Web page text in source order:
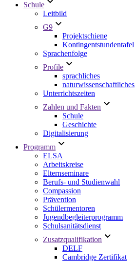
Schule
Leitbild
G9
Projektschiene
Kontingentstundentafel
Sprachenfolge
Profile
sprachliches
naturwissenschaftliches
Unterrichtszeiten
Zahlen und Fakten
Schule
Geschichte
Digitalisierung
Programm
ELSA
Arbeitskreise
Elternseminare
Berufs- und Studienwahl
Compassion
Prävention
Schülermentoren
Jugendbegleiterprogramm
Schulsanitätsdienst
Zusatzqualifikation
DELF
Cambridge Zertifikat